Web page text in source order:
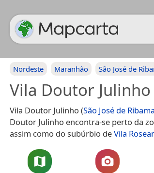
Nordeste Maranhão São José de
Vila Doutor Julinho
Vila Doutor Julinho (São José de
Doutor Julinho encontra-se perto da
assim como do subúrbio deVila